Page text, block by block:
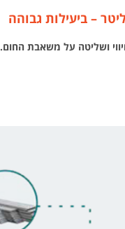
ושליטה על משאבת החום.